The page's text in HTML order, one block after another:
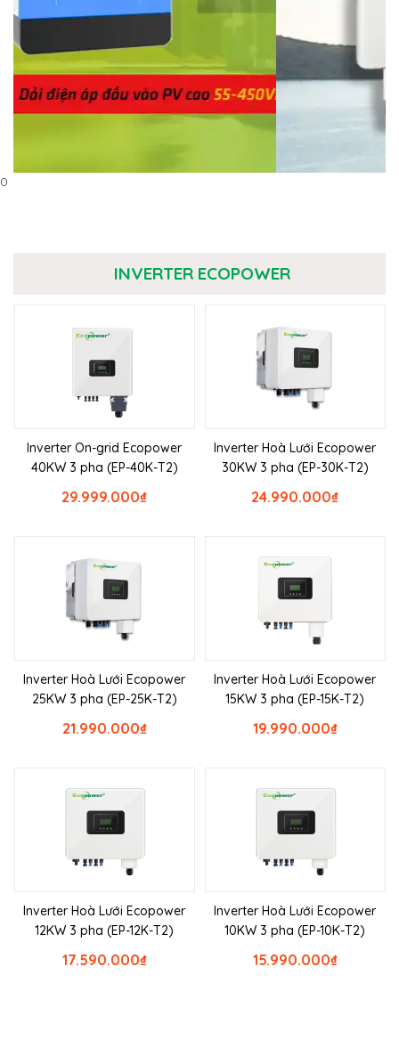
0
INVERTER ECOPOWER
Inverter On-grid Ecopower
40KW 3 pha (EP-40K-T2)
₫
29.999.000
Inverter Hoà Lưới Ecopower
30KW 3 pha (EP-30K-T2)
₫
24.990.000
Inverter Hoà Lưới Ecopower
25KW 3 pha (EP-25K-T2)
₫
21.990.000
Inverter Hoà Lưới Ecopower
15KW 3 pha (EP-15K-T2)
₫
19.990.000
Inverter Hoà Lưới Ecopower
12KW 3 pha (EP-12K-T2)
₫
17.590.000
Inverter Hoà Lưới Ecopower
10KW 3 pha (EP-10K-T2)
₫
15.990.000